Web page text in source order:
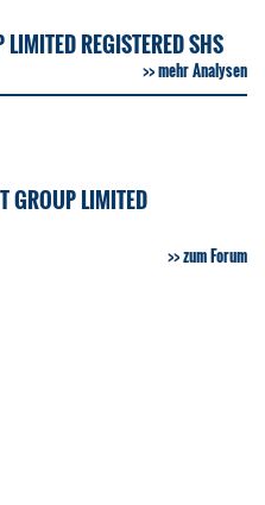
REGISTERED SHS
mehr Analysen
GROUP LIMITED
zum Forum